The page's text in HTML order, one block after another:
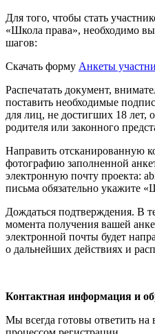
Для того, чтобы стать
«Школа права», необходимо
шагов:
Скачать форму Анкеты
Распечатать документ,
поставить необходимые
для лиц, не достигших 18 лет,
родителя или законного
Направить отсканированную
фотографию заполненной
электронную почту проекта:
письма обязательно укажите
Дождаться подтверждения. В
момента получения вашей
электронной почты будет
о дальнейших действиях и
Контактная информация и
Мы всегда готовы ответить